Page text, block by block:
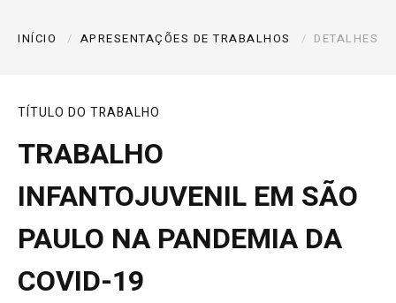
INÍCIO APRESENTAÇÕES DE TRABALHOS DETALHES
TÍTULO DO TRABALHO
TRABALHO
INFANTOJUVENIL EM SÃO
PAULO NA PANDEMIA DA
COVID-19